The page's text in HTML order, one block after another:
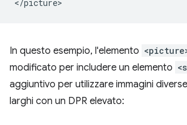
In questo esempio, l'elemento
modificato per includere un elemento
aggiuntivo per utilizzare immagini
larghi con un DPR elevato: